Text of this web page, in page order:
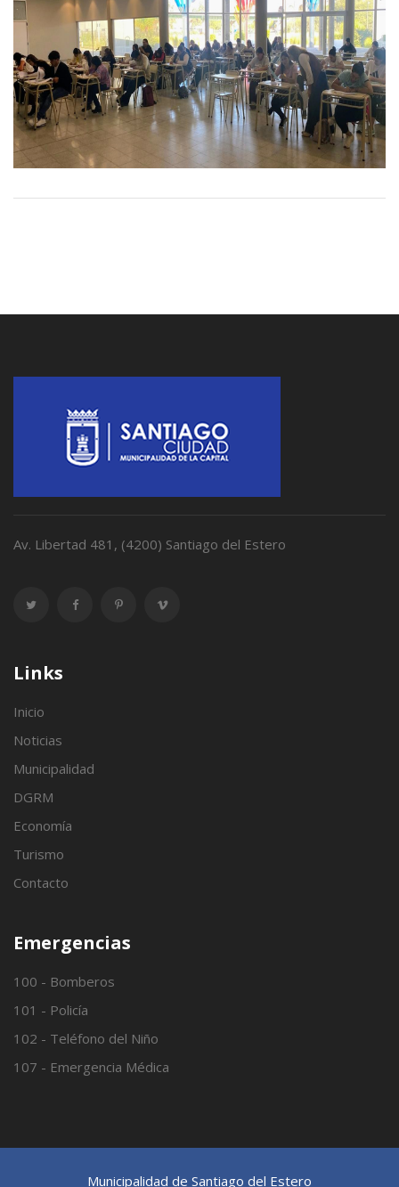
Av. Libertad 481, (4200) Santiago del Estero
Links
Inicio
Noticias
Municipalidad
DGRM
Economía
Turismo
Contacto
Emergencias
100 - Bomberos
101 - Policía
102 - Teléfono del Niño
107 - Emergencia Médica
Municipalidad de Santiago del Estero